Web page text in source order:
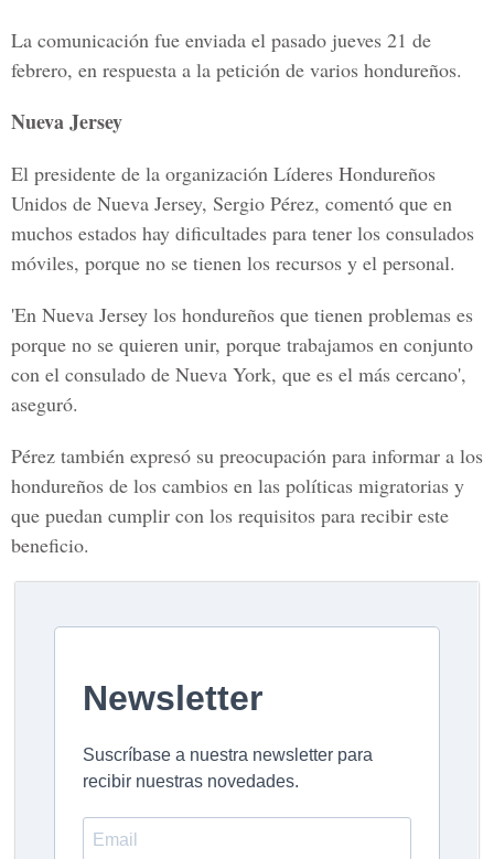
La comunicación fue enviada el pasado jueves 21 de
febrero, en respuesta a la petición de varios hondureños.
Nueva Jersey
El presidente de la organización Líderes Hondureños
Unidos de Nueva Jersey, Sergio Pérez, comentó que en
muchos estados hay dificultades para tener los consulados
móviles, porque no se tienen los recursos y el personal.
'En Nueva Jersey los hondureños que tienen problemas es
porque no se quieren unir, porque trabajamos en conjunto
con el consulado de Nueva York, que es el más cercano',
aseguró.
Pérez también expresó su preocupación para informar a los
hondureños de los cambios en las políticas migratorias y
que puedan cumplir con los requisitos para recibir este
beneficio.